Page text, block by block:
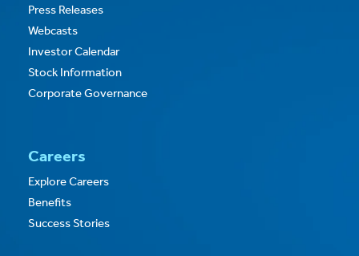
Press Releases
Webcasts
Investor Calendar
Stock Information
Corporate Governance
Careers
Explore Careers
Benefits
Success Stories